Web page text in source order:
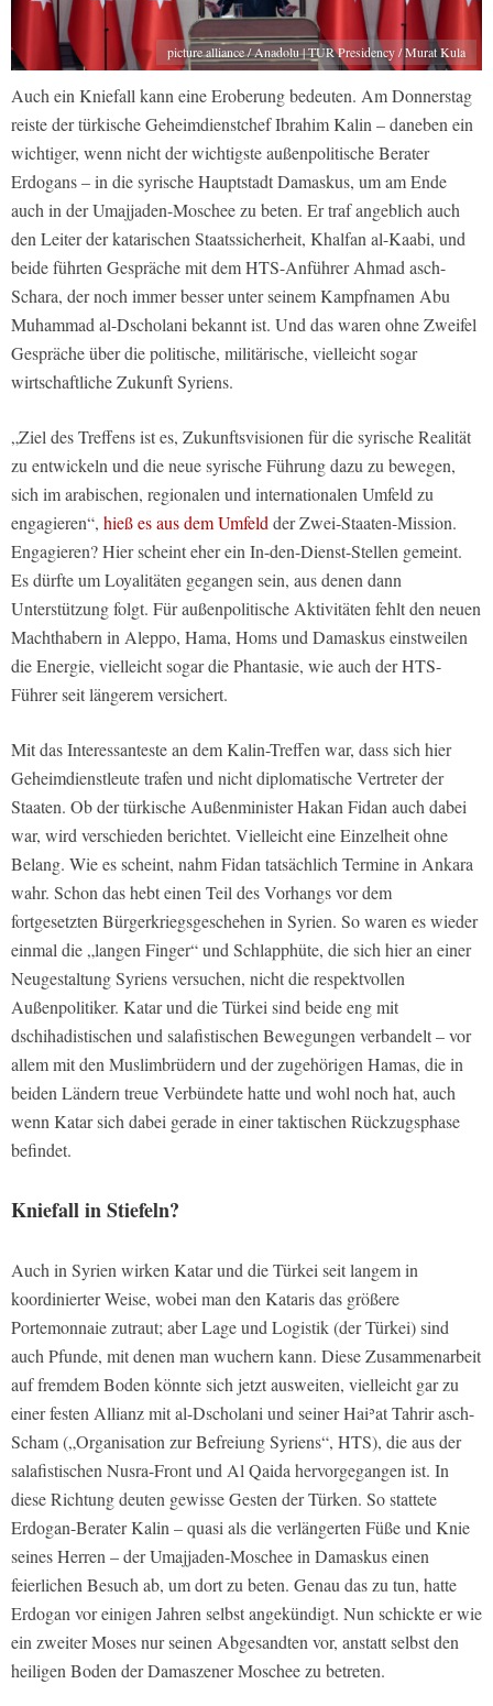
picture alliance / Anadolu | TUR Presidency / Murat Kula
Auch ein Kniefall kann eine Eroberung bedeuten. Am Donnerstag
reiste der türkische Geheimdienstchef Ibrahim Kalin – daneben ein
wichtiger, wenn nicht der wichtigste außenpolitische Berater
Erdogans – in die syrische Hauptstadt Damaskus, um am Ende
auch in der Umajjaden-Moschee zu beten. Er traf angeblich auch
den Leiter der katarischen Staatssicherheit, Khalfan al-Kaabi, und
beide führten Gespräche mit dem HTS-Anführer Ahmad asch-
Schara, der noch immer besser unter seinem Kampfnamen Abu
Muhammad al-Dscholani bekannt ist. Und das waren ohne Zweifel
Gespräche über die politische, militärische, vielleicht sogar
wirtschaftliche Zukunft Syriens.
„Ziel des Treffens ist es, Zukunftsvisionen für die syrische Realität
zu entwickeln und die neue syrische Führung dazu zu bewegen,
sich im arabischen, regionalen und internationalen Umfeld zu
engagieren“, hieß es aus dem Umfeld der Zwei-Staaten-Mission.
Engagieren? Hier scheint eher ein In-den-Dienst-Stellen gemeint.
Es dürfte um Loyalitäten gegangen sein, aus denen dann
Unterstützung folgt. Für außenpolitische Aktivitäten fehlt den neuen
Machthabern in Aleppo, Hama, Homs und Damaskus einstweilen
die Energie, vielleicht sogar die Phantasie, wie auch der HTS-
Führer seit längerem versichert.
Mit das Interessanteste an dem Kalin-Treffen war, dass sich hier
Geheimdienstleute trafen und nicht diplomatische Vertreter der
Staaten. Ob der türkische Außenminister Hakan Fidan auch dabei
war, wird verschieden berichtet. Vielleicht eine Einzelheit ohne
Belang. Wie es scheint, nahm Fidan tatsächlich Termine in Ankara
wahr. Schon das hebt einen Teil des Vorhangs vor dem
fortgesetzten Bürgerkriegsgeschehen in Syrien. So waren es wieder
einmal die „langen Finger“ und Schlapphüte, die sich hier an einer
Neugestaltung Syriens versuchen, nicht die respektvollen
Außenpolitiker. Katar und die Türkei sind beide eng mit
dschihadistischen und salafistischen Bewegungen verbandelt – vor
allem mit den Muslimbrüdern und der zugehörigen Hamas, die in
beiden Ländern treue Verbündete hatte und wohl noch hat, auch
wenn Katar sich dabei gerade in einer taktischen Rückzugsphase
befindet.
Kniefall in Stiefeln?
Auch in Syrien wirken Katar und die Türkei seit langem in
koordinierter Weise, wobei man den Kataris das größere
Portemonnaie zutraut; aber Lage und Logistik (der Türkei) sind
auch Pfunde, mit denen man wuchern kann. Diese Zusammenarbeit
auf fremdem Boden könnte sich jetzt ausweiten, vielleicht gar zu
einer festen Allianz mit al-Dscholani und seiner Haiʾat Tahrir asch-
Scham („Organisation zur Befreiung Syriens“, HTS), die aus der
salafistischen Nusra-Front und Al Qaida hervorgegangen ist. In
diese Richtung deuten gewisse Gesten der Türken. So stattete
Erdogan-Berater Kalin – quasi als die verlängerten Füße und Knie
seines Herren – der Umajjaden-Moschee in Damaskus einen
feierlichen Besuch ab, um dort zu beten. Genau das zu tun, hatte
Erdogan vor einigen Jahren selbst angekündigt. Nun schickte er wie
ein zweiter Moses nur seinen Abgesandten vor, anstatt selbst den
heiligen Boden der Damaszener Moschee zu betreten.